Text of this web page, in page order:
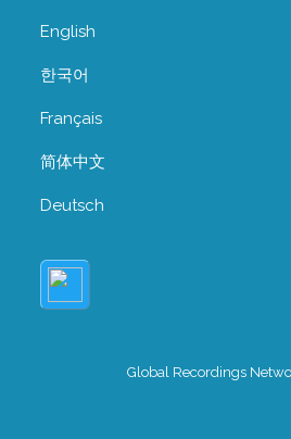
English
한국어
Français
简体中文
Deutsch
Global Recordings